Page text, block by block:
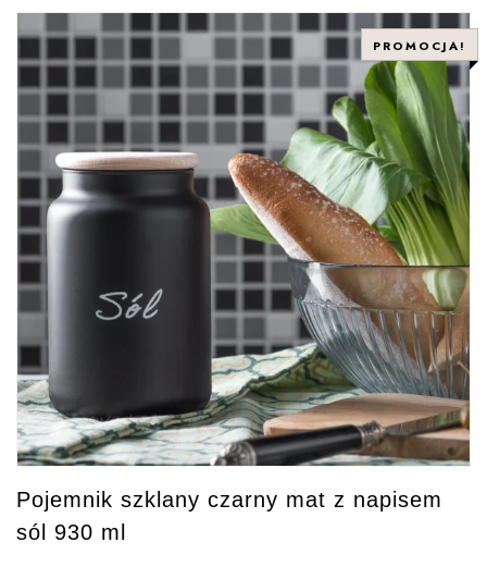
PROMOCJA!
Pojemnik szklany czarny mat z napisem
sól 930 ml